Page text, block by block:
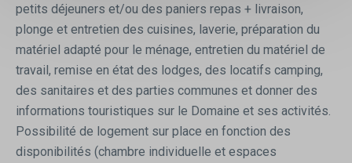
petits déjeuners et/ou des paniers repas + livraison,
plonge et entretien des cuisines, laverie, préparation du
matériel adapté pour le ménage, entretien du matériel de
travail, remise en état des lodges, des locatifs camping,
des sanitaires et des parties communes et donner des
informations touristiques sur le Domaine et ses activités.
Possibilité de logement sur place en fonction des
disponibilités (chambre individuelle et espaces